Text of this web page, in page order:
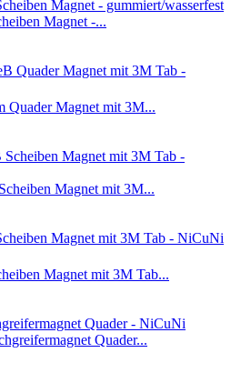
Magnet -...
Quader Magnet mit 3M...
Magnet mit 3M...
Magnet mit 3M Tab...
Quader...